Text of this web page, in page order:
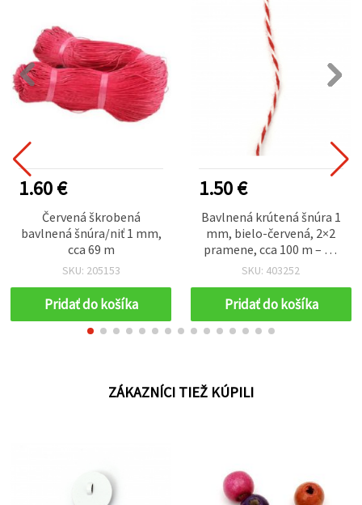
1.60 €
Červená škrobená
bavlnená šnúra/niť 1 mm,
cca 69 m
SKU: 205153
Pridať do košíka
1.50 €
Bavlnená krútená šnúra 1
mm, bielo-červená, 2×2
pramene, cca 100 m – na
macramé, šperky a DIY
SKU: 403252
Pridať do košíka
ZÁKAZNÍCI TIEŽ KÚPILI